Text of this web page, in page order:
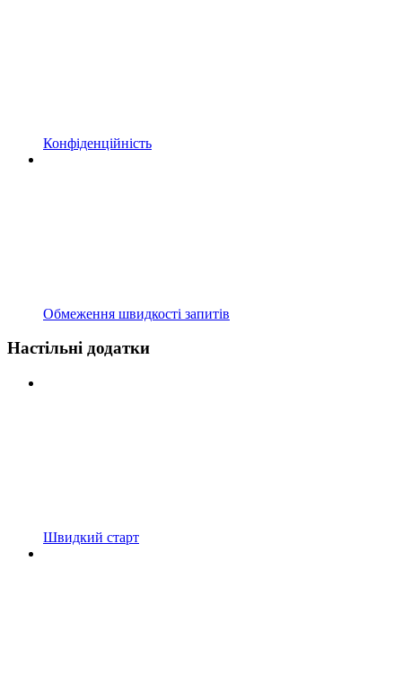
Конфіденційність
Обмеження швидкості запитів
Настільні додатки
Швидкий старт